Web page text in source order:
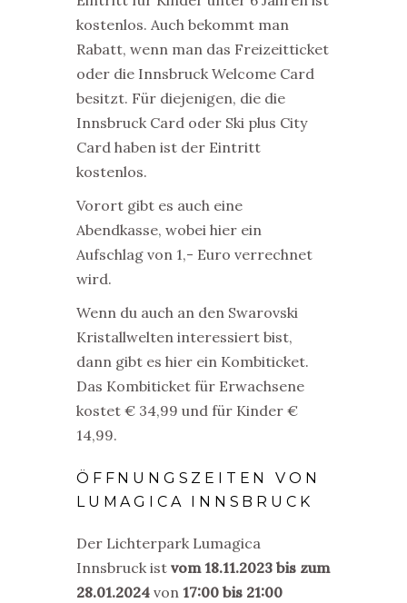
kostenlos. Auch bekommt man
Rabatt, wenn man das Freizeitticket
oder die Innsbruck Welcome Card
besitzt. Für diejenigen, die die
Innsbruck Card oder Ski plus City
Card haben ist der Eintritt
kostenlos.
Vorort gibt es auch eine
Abendkasse, wobei hier ein
Aufschlag von 1,- Euro verrechnet
wird.
Wenn du auch an den Swarovski
Kristallwelten interessiert bist,
dann gibt es hier ein Kombiticket.
Das Kombiticket für Erwachsene
kostet € 34,99 und für Kinder €
14,99.
ÖFFNUNGSZEITEN VON
LUMAGICA INNSBRUCK
Der Lichterpark Lumagica
Innsbruck ist vom 18.11.2023 bis zum
28.01.2024 von 17:00 bis 21:00